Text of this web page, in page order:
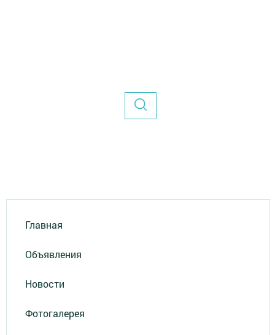
Главная
Объявления
Новости
Фотогалерея